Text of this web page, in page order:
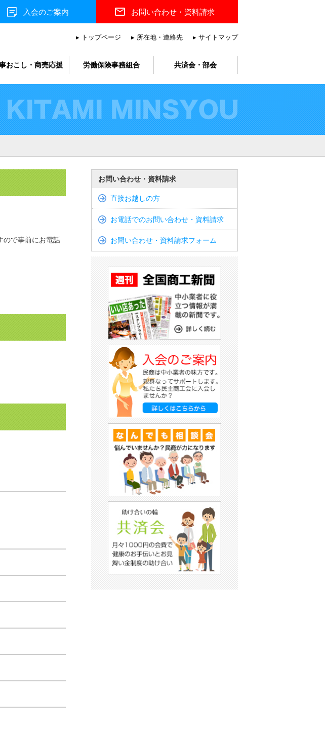
入会のご案内 お問い合わせ・資料請求
▸ サイトマップ
▸ 所在地・連絡先
▸ トップページ
おこし・商売応援 労働保険事務組合 共済会・部会
ので事前にお電話
お問い合わせ・資料請求
直接お越しの方
お電話でのお問い合わせ・資料請求
お問い合わせ・資料請求フォーム